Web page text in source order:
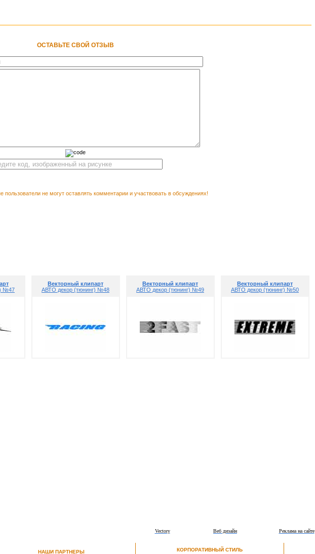
ОСТАВЬТЕ СВОЙ ОТЗЫВ
пользователи не могут оставлять комментарии и участвовать в обсуждениях!
№47
Векторный клипарт
АВТО декор (тюнинг) №48
Векторный клипарт
АВТО декор (тюнинг) №49
Векторный клипарт
АВТО декор (тюнинг) №50
Реклама на сайте
Веб дизайн
Vectory
НАШИ ПАРТНЕРЫ КОРПОРАТИВНЫЙ СТИЛЬ